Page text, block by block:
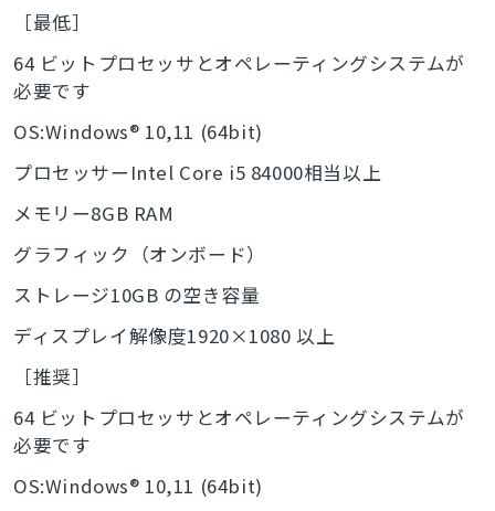
［最低］
64 ビットプロセッサとオペレーティングシステムが
必要です
OS:Windows® 10,11 (64bit)
プロセッサーIntel Core i5 84000相当以上
メモリー8GB RAM
グラフィック（オンボード）
ストレージ10GB の空き容量
ディスプレイ解像度1920×1080 以上
［推奨］
64 ビットプロセッサとオペレーティングシステムが
必要です
OS:Windows® 10,11 (64bit)